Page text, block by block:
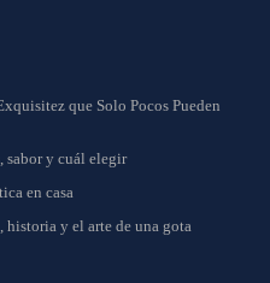
que Solo Pocos Pueden
sabor y cuál elegir
en casa
y el arte de una gota